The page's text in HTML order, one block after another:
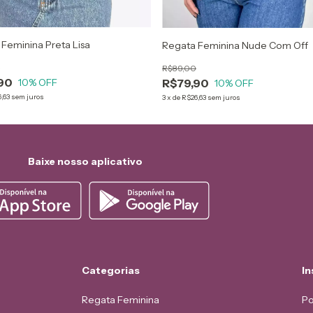
Preta Lisa
10% OFF
sem juros
Regata Feminina Nude Com Off
R$79,90
R$89,00
10% OFF
3x de R$26,63 sem juros
Baixe nosso aplicativo
Categorias
Regata Feminina